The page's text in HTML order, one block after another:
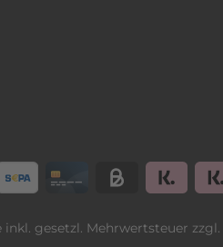
inkl. gesetzl. Mehrwertsteuer zzgl.